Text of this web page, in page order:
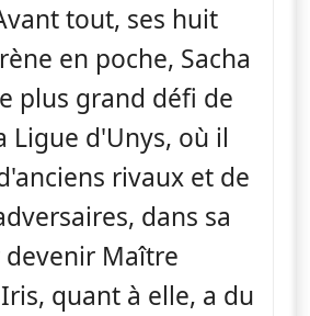
tout, ses huit
en poche, Sacha
plus grand défi de
Ligue d'Unys, où il
rivaux et de
dans sa
Maître
quant à elle, a du